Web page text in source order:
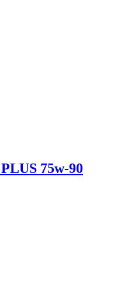
75w-90